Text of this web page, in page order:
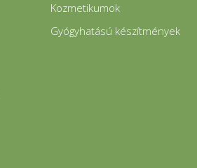
Kozmetikumok
Gyógyhatású készítmények